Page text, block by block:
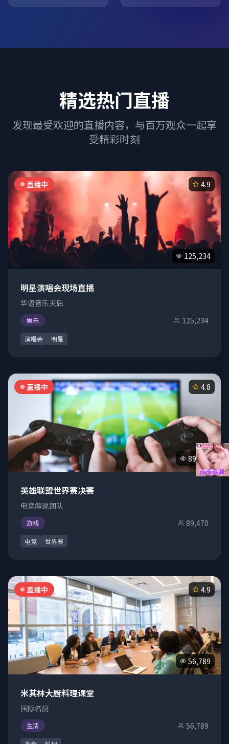
精选热门直播
发现最受欢迎的直播内容，与百万观众一起享
受精彩时刻
直播中
125,234
4.9
明星演唱会现场直播
华语音乐天后
娱乐 125,234
演唱会 明星
直播中
89,470
4.8
英雄联盟世界赛决赛
电竞解说团队
游戏 89,470
电竞 世界赛
直播中
56,789
4.9
米其林大厨料理课堂
国际名厨
生活 56,789